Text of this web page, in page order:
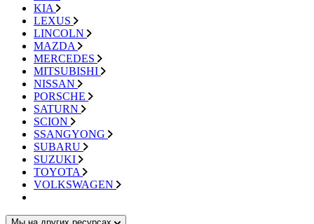
KIA
LEXUS
LINCOLN
MAZDA
MERCEDES
MITSUBISHI
NISSAN
PORSCHE
SATURN
SCION
SSANGYONG
SUBARU
SUZUKI
TOYOTA
VOLKSWAGEN